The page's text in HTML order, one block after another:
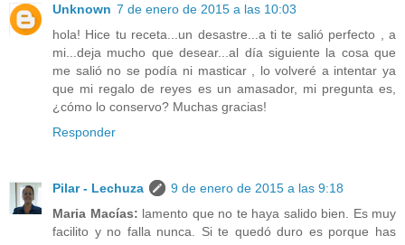
Unknown 7 de enero de 2015 a las 10:03
hola! Hice tu receta...un desastre...a ti te salió perfecto , a
mi...deja mucho que desear...al día siguiente la cosa que
me salió no se podía ni masticar , lo volveré a intentar ya
que mi regalo de reyes es un amasador, mi pregunta es,
¿cómo lo conservo? Muchas gracias!
Responder
Pilar - Lechuza
9 de enero de 2015 a las 9:18
Maria Macías: lamento que no te haya salido bien. Es muy
facilito y no falla nunca. Si te quedó duro es porque has